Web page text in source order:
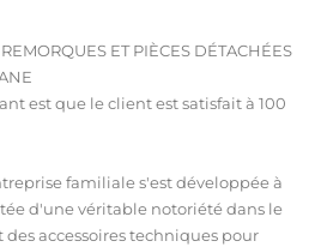
ET PIÈCES DÉTACHÉES
est que le client est satisfait à 100
familiale s'est développée à
d'une véritable notoriété dans le
accessoires techniques pour